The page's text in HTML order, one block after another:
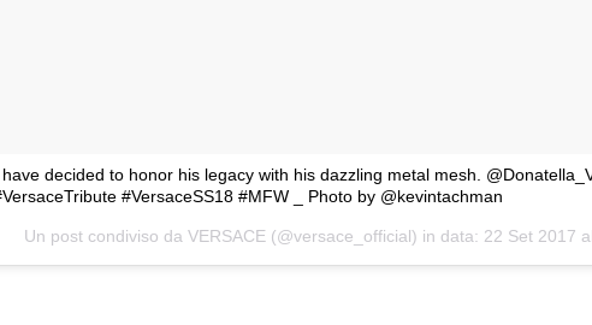
decided to honor his legacy with his dazzling metal mesh.
#VersaceSS18 #MFW _ Photo by @kevintachman
Un post condiviso da VERSACE (@versace_official) in data: 22 Set 2017